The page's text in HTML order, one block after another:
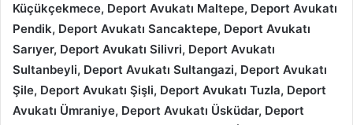
Küçükçekmece, Deport Avukatı Maltepe, Deport Avukatı
Pendik, Deport Avukatı Sancaktepe, Deport Avukatı
Sarıyer, Deport Avukatı Silivri, Deport Avukatı
Sultanbeyli, Deport Avukatı Sultangazi, Deport Avukatı
Şile, Deport Avukatı Şişli, Deport Avukatı Tuzla, Deport
Avukatı Ümraniye, Deport Avukatı Üsküdar, Deport